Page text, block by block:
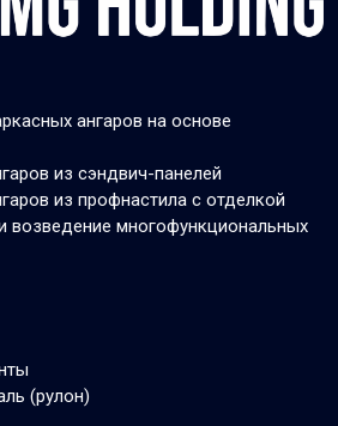
ангаров на основе
из сэндвич-панелей
из профнастила с отделкой
возведение многофункциональных
(рулон)